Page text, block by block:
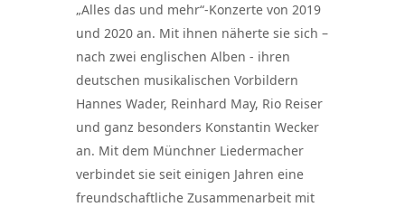
„Alles das und mehr“-Konzerte von 2019
und 2020 an. Mit ihnen näherte sie sich –
nach zwei englischen Alben - ihren
deutschen musikalischen Vorbildern
Hannes Wader, Reinhard May, Rio Reiser
und ganz besonders Konstantin Wecker
an. Mit dem Münchner Liedermacher
verbindet sie seit einigen Jahren eine
freundschaftliche Zusammenarbeit mit